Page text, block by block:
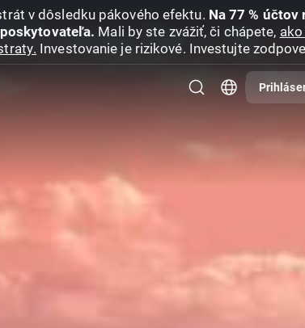
v dôsledku pákového efektu. Na 77 %
Mali by ste zvážiť, či chápete,
Investovanie je rizikové. Investujte